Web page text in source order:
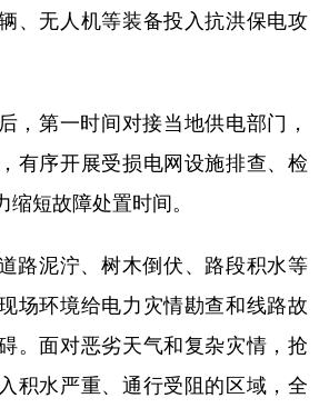
日本語 한국어
、无人机等装备投入抗洪保电攻
第一时间对接当地供电部门，
有序开展受损电网设施排查、检
短故障处置时间。
泥泞、树木倒伏、路段积水等
场环境给电力灾情勘查和线路故
。面对恶劣天气和复杂灾情，抢
积水严重、通行受阻的区域，全